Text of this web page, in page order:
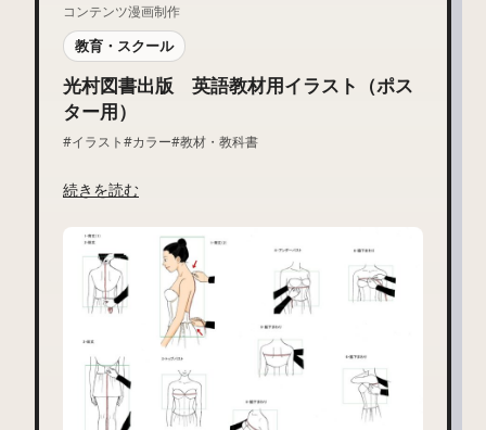
コンテンツ漫画制作
教育・スクール
光村図書出版 英語教材用イラスト（ポス
ター用）
#イラスト#カラー#教材・教科書
続きを読む